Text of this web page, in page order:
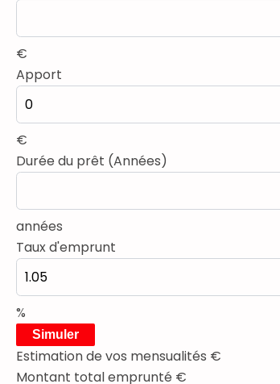
€
Apport
€
Durée du prêt (Années)
années
Taux d'emprunt
%
Simuler
Estimation de vos mensualités €
Montant total emprunté €